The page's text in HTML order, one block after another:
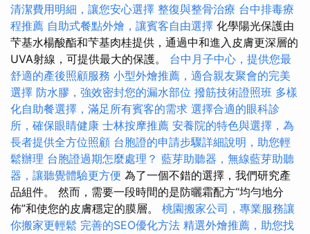
清潔費用明細，讓您安心選擇 整復與整骨治療 台中排毒療
程推薦 自助式餐點外燴，讓賓客自由選擇 化學陽光保護由
芐基水楊酸酯和芐基肉桂提供，通過中和進入皮膚更深層的
UVA射線，可提供最大的保護。 台中月子中心，提供您最
舒適的產後照顧服務 小型外燴推薦，適合親友聚會的完美
選擇 防水膠，強效密封您的漏水部位 撥筋技術證照班 多樣
化自助餐選擇，滿足所有賓客的需求 選擇合適的眼科診
所，確保眼睛健康 士林按摩推薦 安養院的特色與選擇，為
長者提供全方位照顧 台胞證的申請步驟詳細說明，助您輕
鬆辦理 台胞證過期怎麼處理？ 藍芽助聽器，無線藍芽助聽
器，讓聽覺體驗更方便 為了一個不錯的選擇，我們研究產
品組件。 然而，需要一段時間的是防曬霜配方“均勻地分
佈”和使您的皮膚穩定的膜層。 桃園搬家公司，專業服務讓
你搬家更輕鬆 完善的SEO優化方法 精選外燴推薦，助您找